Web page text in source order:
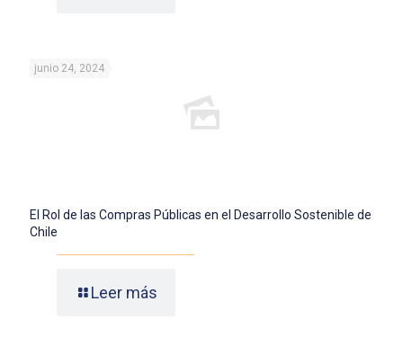
junio 24, 2024
El Rol de las Compras Públicas en el Desarrollo Sostenible de
Chile
Leer más